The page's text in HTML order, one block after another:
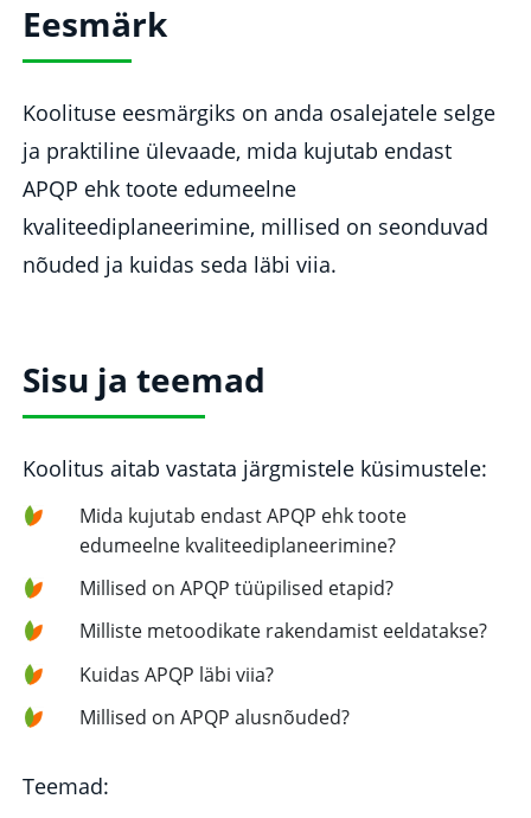
Eesmärk
Koolituse eesmärgiks on anda osalejatele selge
ja praktiline ülevaade, mida kujutab endast
APQP ehk toote edumeelne
kvaliteediplaneerimine, millised on seonduvad
nõuded ja kuidas seda läbi viia.
Sisu ja teemad
Koolitus aitab vastata järgmistele küsimustele:
Mida kujutab endast APQP ehk toote
edumeelne kvaliteediplaneerimine?
Millised on APQP tüüpilised etapid?
Milliste metoodikate rakendamist eeldatakse?
Kuidas APQP läbi viia?
Millised on APQP alusnõuded?
Teemad: